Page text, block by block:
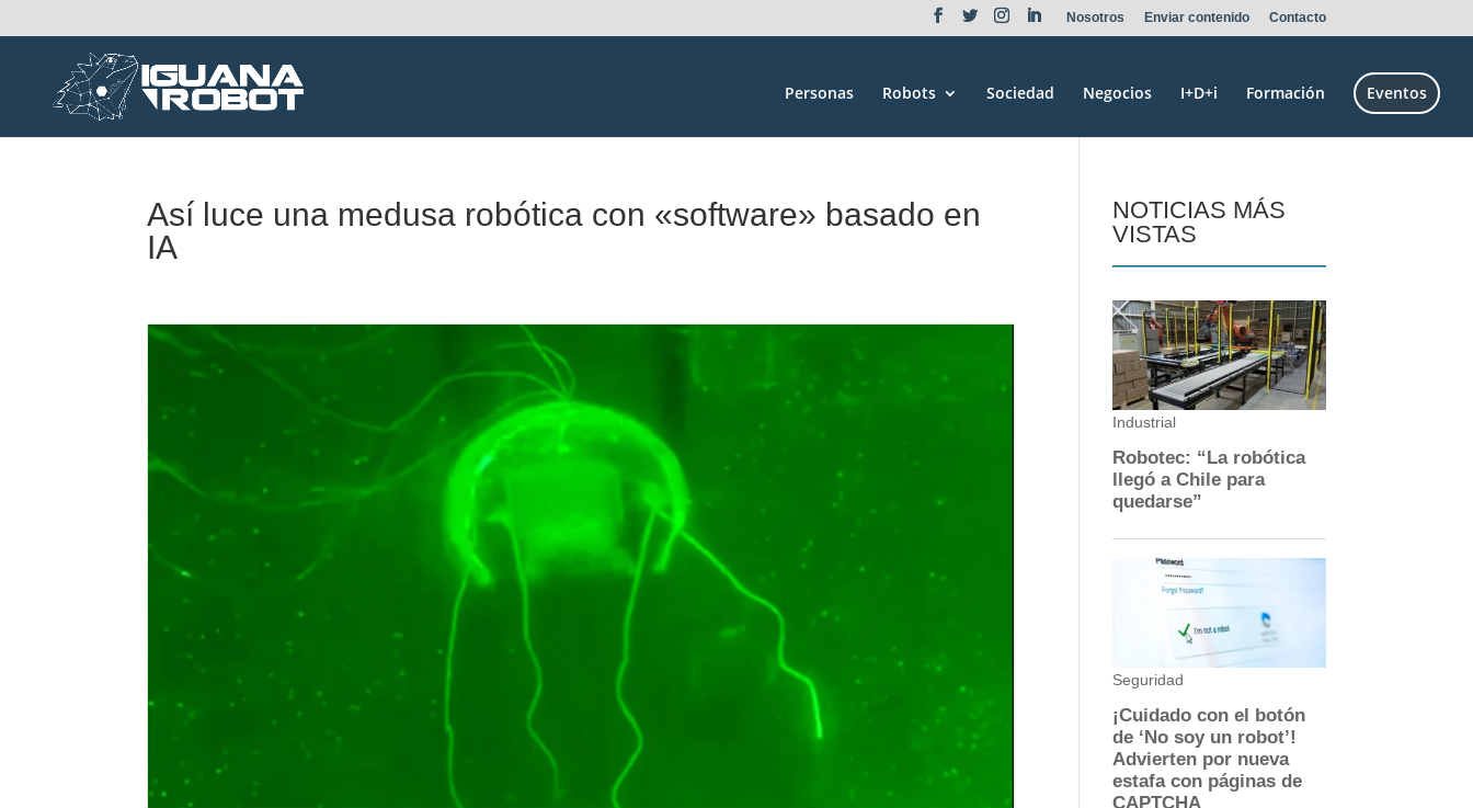
Nosotros Enviar contenido Contacto
Personas Robots Sociedad Negocios I+D+i Formación Eventos
Así luce una medusa robótica con «software» basado en
IA
NOTICIAS MÁS
VISTAS